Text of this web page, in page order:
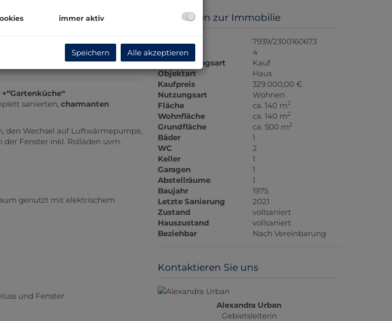
sanierten, charmanten
den Wechsel auf Luftwärmepumpe,
Fenster inkl. Rolläden uvm.
genutzt mit elektrischem
und Fenster
Basisdaten zur Immobilie
Objektnr.
7939/2300160673
Zimmer
4
Vermarktungsart
Kauf
Objektart
Haus
Kaufpreis
329.000,00 €
Nutzungsart
Wohnen
Fläche
ca. 140 m2
Wohnfläche ca. 140 m2
Grundfläche ca. 500 m2
Bäder
1
WC
2
Keller
1
Garagen
1
Abstellräume
1
Baujahr
1975
Letzte Sanierung
2021
Zustand
vollsaniert
Hauszustand
vollsaniert
Beziehbar
Nach Vereinbarung
Kontaktieren Sie uns
Alexandra Urban
Gebietsleiterin
immer aktiv
Speichern Alle akzeptieren